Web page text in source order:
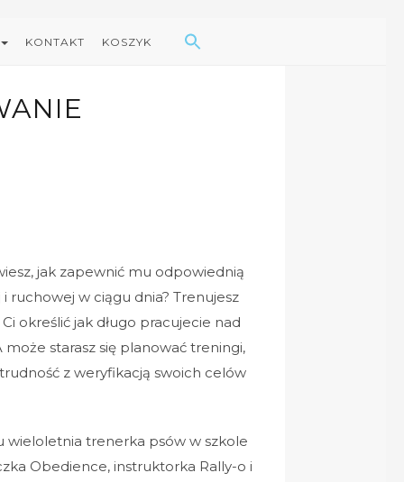
KONTAKT KOSZYK
Search
for:
jak zapewnić mu odpowiednią
ruchowej w ciągu dnia? Trenujesz
określić jak długo pracujecie nad
starasz się planować treningi,
z weryfikacją swoich celów
wieloletnia trenerka psów w szkole
Obedience, instruktorka Rally-o i